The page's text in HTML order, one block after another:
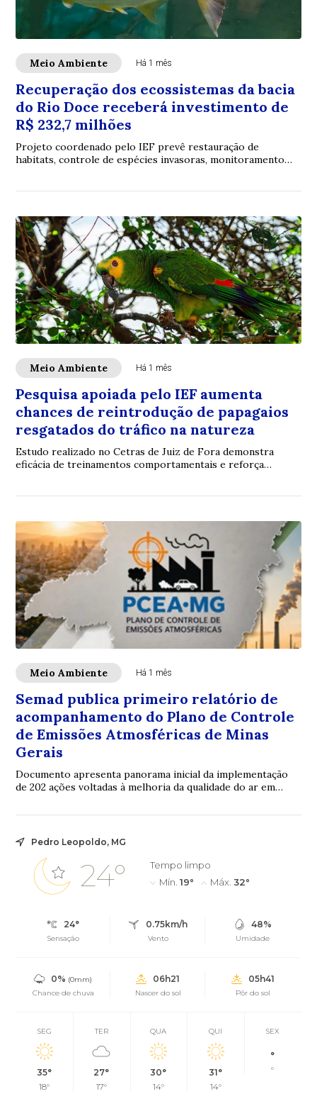
Meio Ambiente Há 1 mês
Recuperação dos ecossistemas da bacia
do Rio Doce receberá investimento de
R$ 232,7 milhões
Projeto coordenado pelo IEF prevê restauração de
habitats, controle de espécies invasoras, monitoramento
Meio Ambiente Há 1 mês
Pesquisa apoiada pelo IEF aumenta
chances de reintrodução de papagaios
resgatados do tráfico na natureza
Estudo realizado no Cetras de Juiz de Fora demonstra
eficácia de treinamentos comportamentais e reforça
Meio Ambiente Há 1 mês
Semad publica primeiro relatório de
acompanhamento do Plano de Controle
de Emissões Atmosféricas de Minas
Gerais
Documento apresenta panorama inicial da implementação
de 202 ações voltadas à melhoria da qualidade do ar em
Pedro Leopoldo, MG
24°
Tempo limpo
Mín. 19° Máx. 32°
24°
Sensação
0.75km/h
Vento
48%
Umidade
0% (0mm)
Chance de chuva
06h21
Nascer do sol
05h41
Pôr do sol
SEG
35°
18°
TER
27°
17°
QUA
30°
14°
QUI
31°
14°
SEX
°
°